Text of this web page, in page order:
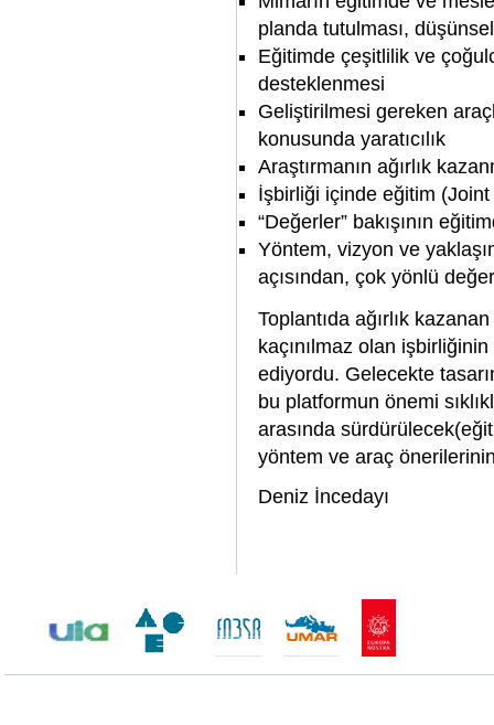
planda tutulması,
Eğitimde çeşitlilik ve
desteklenmesi
Geliştirilmesi gereken
konusunda yaratıcılık
Araştırmanın ağırlık
İşbirliği içinde eğitim (Joint
“Değerler” bakışının
Yöntem, vizyon ve
açısından, çok yönlü
Toplantıda ağırlık
kaçınılmaz olan
ediyordu. Gelecekte
bu platformun önemi
arasında
yöntem ve araç
Deniz İncedayı